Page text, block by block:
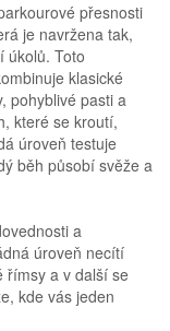
přesnosti
je navržena tak,
úkolů. Toto
klasické
pohyblivé pasti a
které se kroutí,
úroveň testuje
běh působí svěže a
a
úroveň necítí
římsy a v další se
kde vás jeden